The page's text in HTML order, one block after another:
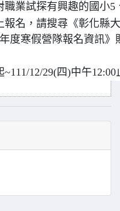
職業試探有興趣的國小5
報名，請搜尋《彰化縣
度寒假營隊報名資訊
12/29(四)中午12:00